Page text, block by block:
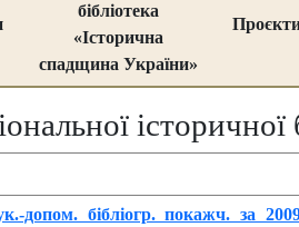
бібліотека
«Історична
спадщина України»
допом. бібліогр. покажч. за